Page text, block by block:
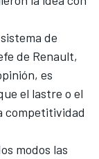
de
de Renault,
es
el lastre o el
competitividad
modos las